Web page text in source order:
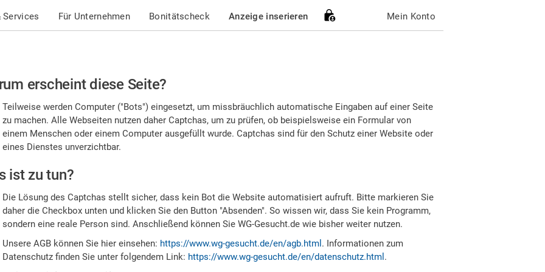
Services Für Unternehmen Bonitätscheck Anzeige inserieren Mein Konto
erscheint diese Seite?
Teilweise werden Computer ("Bots") eingesetzt, um missbräuchlich automatische Eingaben auf einer Seite
zu machen. Alle Webseiten nutzen daher Captchas, um zu prüfen, ob beispielsweise ein Formular von
einem Menschen oder einem Computer ausgefüllt wurde. Captchas sind für den Schutz einer Website oder
eines Dienstes unverzichtbar.
ist zu tun?
Die Lösung des Captchas stellt sicher, dass kein Bot die Website automatisiert aufruft. Bitte markieren Sie
daher die Checkbox unten und klicken Sie den Button "Absenden". So wissen wir, dass Sie kein Programm,
sondern eine reale Person sind. Anschließend können Sie WG-Gesucht.de wie bisher weiter nutzen.
Unsere AGB können Sie hier einsehen: https://www.wg-gesucht.de/en/agb.html . Informationen zum
Datenschutz finden Sie unter folgendem Link: https://www.wg-gesucht.de/en/datenschutz.html .